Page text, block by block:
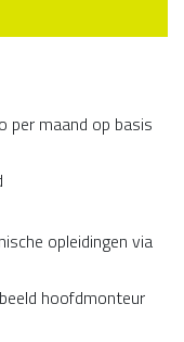
per maand op basis
opleidingen via
hoofdmonteur